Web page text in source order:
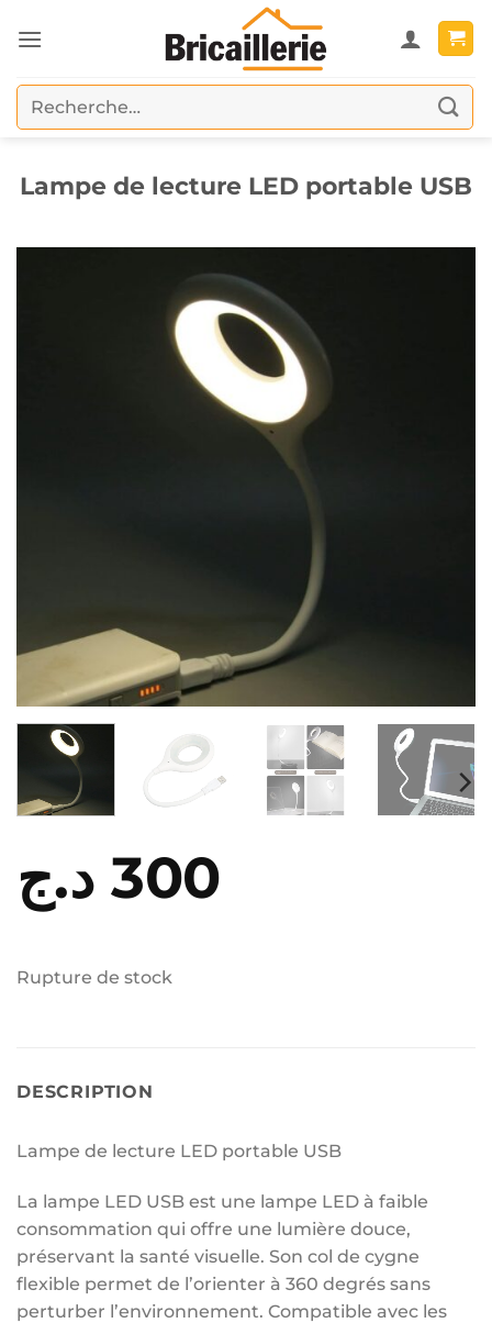
au
Recherche
pour :
Lampe de lecture LED portable USB
300 د.ج
Rupture de stock
DESCRIPTION
Lampe de lecture LED portable USB
La lampe LED USB est une lampe LED à faible
consommation qui offre une lumière douce,
préservant la santé visuelle. Son col de cygne
flexible permet de l’orienter à 360 degrés sans
perturber l’environnement. Compatible avec les